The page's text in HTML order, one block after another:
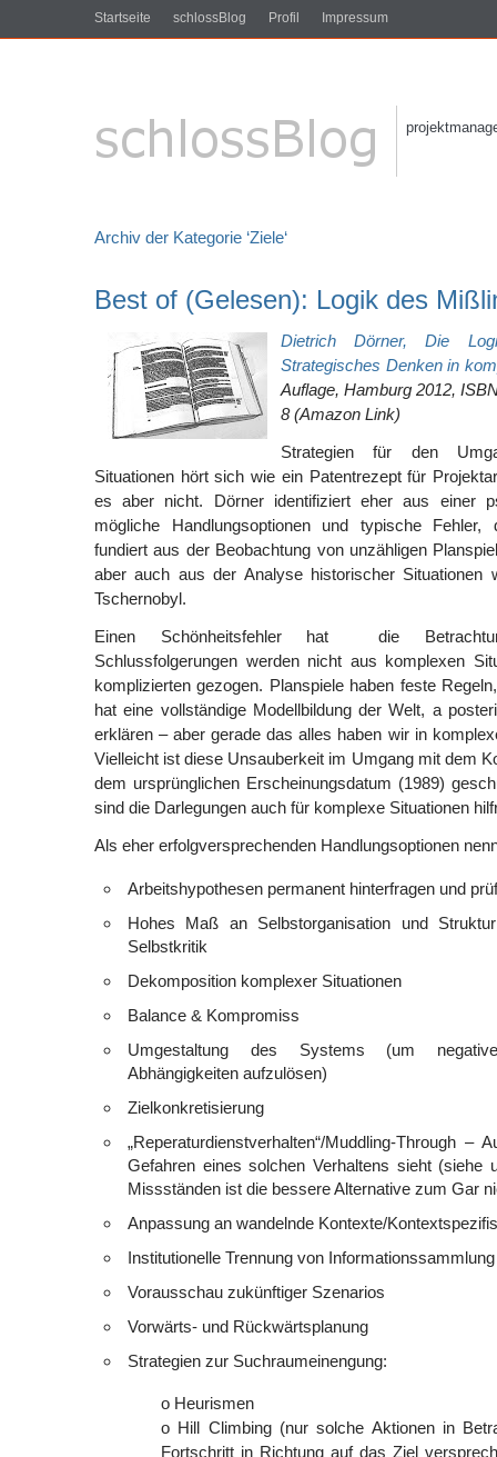
Startseite schlossBlog Profil Impressum
Archiv der Kategorie ‘Ziele‘
Best of (Gelesen): Logik des
Dietrich Dörner, Die
Strategisches Denken in
Auflage, Hamburg 2012,
8 (Amazon Link)
Strategien für den
Situationen hört sich wie ein Patentrezept für
es aber nicht. Dörner identifiziert eher aus einer
mögliche Handlungsoptionen und typische
fundiert aus der Beobachtung von unzähligen
aber auch aus der Analyse historischer Situationen
Tschernobyl.
Einen Schönheitsfehler hat die
Schlussfolgerungen werden nicht aus komplexen
komplizierten gezogen. Planspiele haben feste
hat eine vollständige Modellbildung der Welt, a
erklären – aber gerade das alles haben wir in
Vielleicht ist diese Unsauberkeit im Umgang mit dem
dem ursprünglichen Erscheinungsdatum (1989)
sind die Darlegungen auch für komplexe Situationen
Als eher erfolgversprechenden Handlungsoptionen
Arbeitshypothesen permanent hinterfragen und
Hohes Maß an Selbstorganisation und
Selbstkritik
Dekomposition komplexer Situationen
Balance & Kompromiss
Umgestaltung des Systems (um
Abhängigkeiten aufzulösen)
Zielkonkretisierung
„Reperaturdienstverhalten“/Muddling-Through –
Gefahren eines solchen Verhaltens sieht (siehe
Missständen ist die bessere Alternative zum Gar
Anpassung an wandelnde Kontexte/
Institutionelle Trennung von
Vorausschau zukünftiger Szenarios
Vorwärts- und Rückwärtsplanung
Strategien zur Suchraumeinengung:
o Heurismen
o Hill Climbing (nur solche Aktionen in
Fortschritt in Richtung auf das Ziel